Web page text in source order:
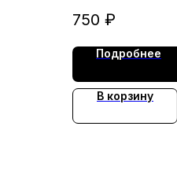
камыш
750 ₽
Подробнее
В корзину